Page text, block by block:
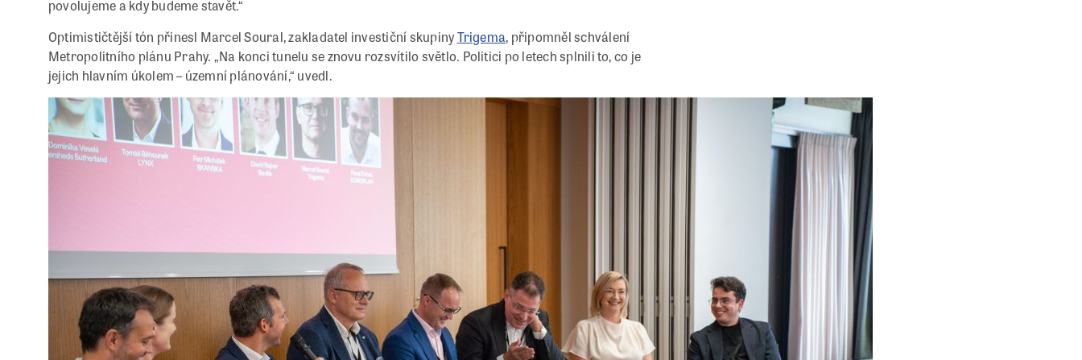
povolujeme a kdy budeme stavět.“
Optimističtější tón přinesl Marcel Soural, zakladatel investiční skupinyTrigema, připomněl schválení
Metropolitního plánu Prahy. „Na konci tunelu se znovu rozsvítilo světlo. Politici po letech splnili to, co je
jejich hlavním úkolem – územní plánování,“ uvedl.